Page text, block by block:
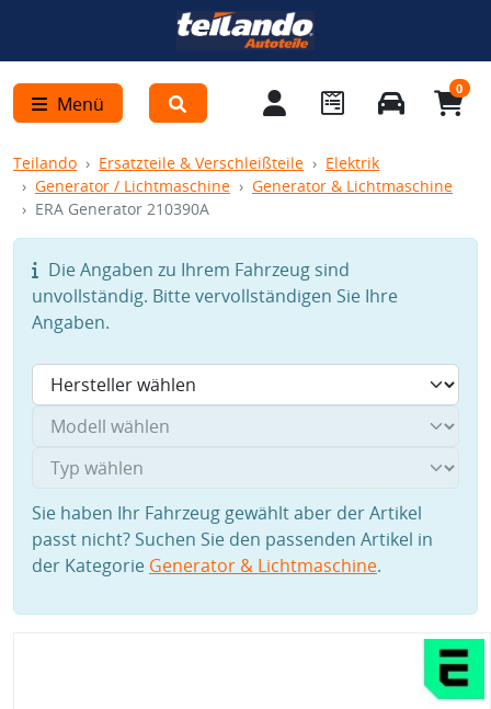
Menü
0
Teilando Ersatzteile & Verschleißteile
Elektrik
Generator / Lichtmaschine
Generator & Lichtmaschine
ERA Generator 210390A
Die Angaben zu Ihrem Fahrzeug sind
unvollständig. Bitte vervollständigen Sie Ihre
Angaben.
Sie haben Ihr Fahrzeug gewählt aber der Artikel
passt nicht? Suchen Sie den passenden Artikel in
der Kategorie Generator & Lichtmaschine.